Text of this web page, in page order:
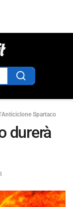
Spartaco
durerà